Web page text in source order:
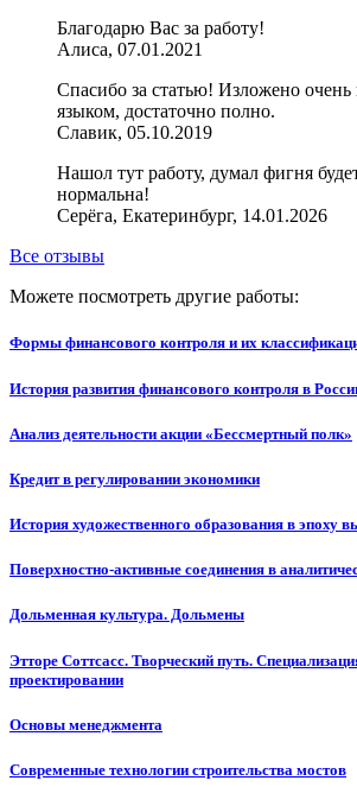
Благодарю Вас за работу!
Алиса, 07.01.2021
Спасибо за статью! Изложено
языком, достаточно полно.
Славик, 05.10.2019
Нашол тут работу, думал фигня
нормальна!
Серёга, Екатеринбург, 14.01.2026
Все отзывы
Можете посмотреть другие работы:
Формы финансового контроля и их
История развития финансового контроля в
Анализ деятельности акции «Бессмертный полк»
Кредит в регулировании экономики
История художественного образования в эпоху
Поверхностно-активные соединения в
Дольменная культура. Дольмены
Этторе Соттсасс. Творческий путь.
проектировании
Основы менеджмента
Современные технологии строительства мостов